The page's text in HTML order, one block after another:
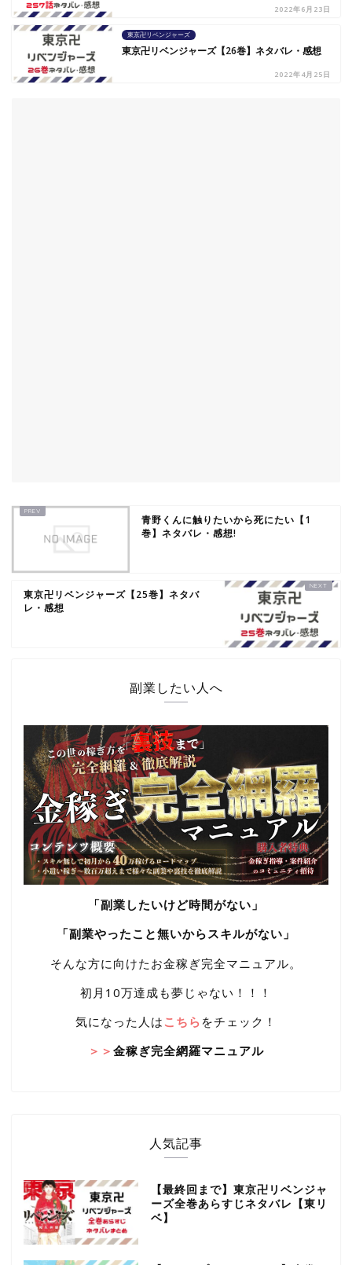
2022年6月23日
東京卍リベンジャーズ
東京卍リベンジャーズ【26巻】ネタバレ・感想
2022年4月25日
青野くんに触りたいから死にたい【1
巻】ネタバレ・感想!
東京卍リベンジャーズ【25巻】ネタバ
レ・感想
副業したい人へ
「副業したいけど時間がない」
「副業やったこと無いからスキルがない」
そんな方に向けたお金稼ぎ完全マニュアル。
初月10万達成も夢じゃない！！！
気になった人は こちら をチェック！
＞＞ 金稼ぎ完全網羅マニュアル
人気記事
【最終回まで】東京卍リベンジャ
ーズ全巻あらすじネタバレ【東リ
ベ】